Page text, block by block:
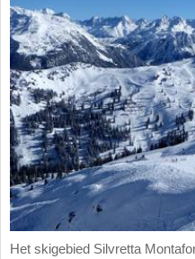
Het skigebied Silvretta